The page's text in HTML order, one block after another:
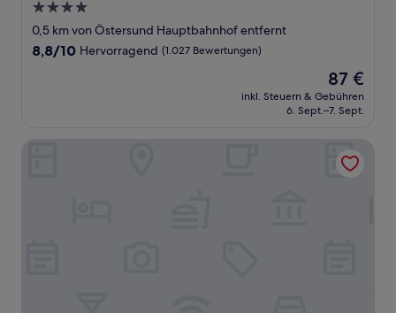
4.0-
Sterne-
Unterkunft
0,5 km von Östersund Hauptbahnhof entfernt
8.8
8,8/10 Hervorragend (1.027 Bewertungen)
Der
Preis
beträgt
87 €
inkl. Steuern & Gebühren
6. Sept.–7. Sept.